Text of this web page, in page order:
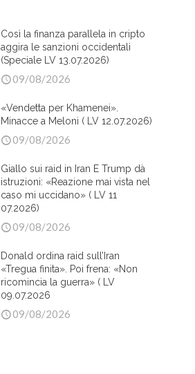
Così la finanza parallela in cripto
aggira le sanzioni occidentali
(Speciale LV 13.07.2026)
09/08/2026
«Vendetta per Khamenei».
Minacce a Meloni ( LV 12.07.2026)
09/08/2026
Giallo sui raid in Iran E Trump dà
istruzioni: «Reazione mai vista nel
caso mi uccidano» ( LV 11
07.2026)
09/08/2026
Donald ordina raid sull’Iran
«Tregua finita». Poi frena: «Non
ricomincia la guerra» ( LV
09.07.2026
09/08/2026